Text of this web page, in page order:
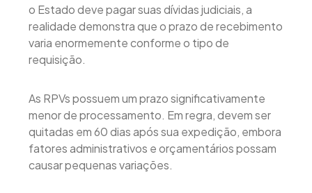
o Estado deve pagar suas dívidas judiciais, a
realidade demonstra que o prazo de recebimento
varia enormemente conforme o tipo de
requisição.
As RPVs possuem um prazo significativamente
menor de processamento. Em regra, devem ser
quitadas em 60 dias após sua expedição, embora
fatores administrativos e orçamentários possam
causar pequenas variações.